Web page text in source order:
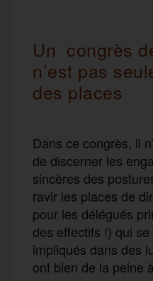
Un congrès
n’est pas
des places
Dans ce congrès, il
de discerner les
sincères des
ravir les places de
pour les délégués
des effectifs !) qui
impliqués dans des
ont bien de la peine